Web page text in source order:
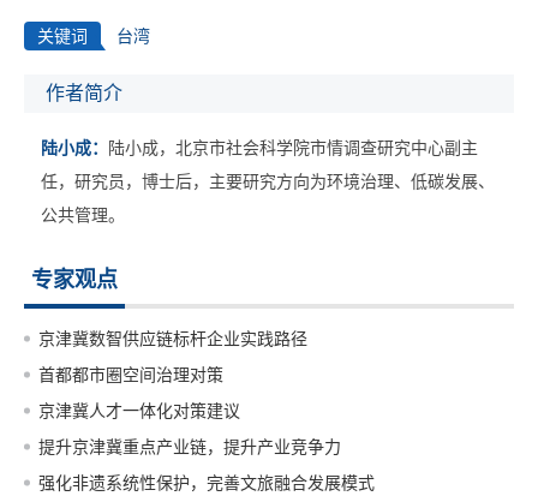
关键词 台湾
作者简介
陆小成：
陆小成，北京市社会科学院市情调查研究中心副主
任，研究员，博士后，主要研究方向为环境治理、低碳发展、
公共管理。
专家观点
京津冀数智供应链标杆企业实践路径
首都都市圈空间治理对策
京津冀人才一体化对策建议
提升京津冀重点产业链，提升产业竞争力
强化非遗系统性保护，完善文旅融合发展模式